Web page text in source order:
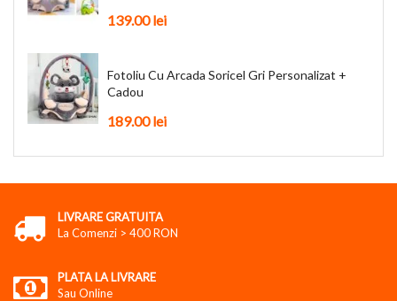
139.00lei
Fotoliu Cu Arcada Soricel Gri Personalizat +
Cadou
189.00lei
LIVRARE GRATUITA
La Comenzi > 400 RON
PLATA LA LIVRARE
Sau Online